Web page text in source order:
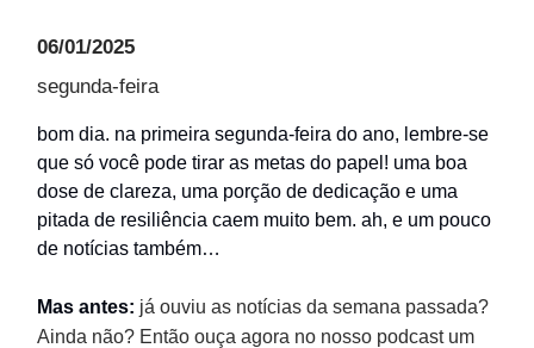
06/01/2025
segunda-feira
bom dia. na primeira segunda-feira do ano, lembre-se
que só você pode tirar as metas do papel! uma boa
dose de clareza, uma porção de dedicação e uma
pitada de resiliência caem muito bem. ah, e um pouco
de notícias também…
Mas antes: já ouviu as notícias da semana passada?
Ainda não? Então ouça agora no nosso podcast um